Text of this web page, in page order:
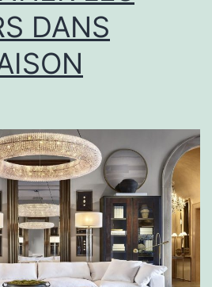
DANS